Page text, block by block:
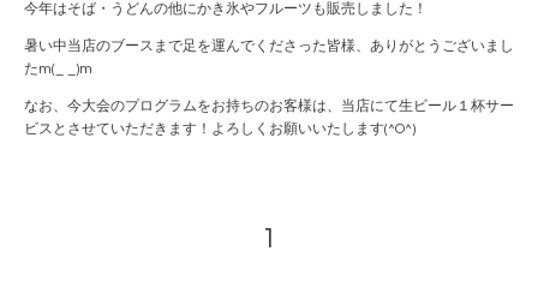
今年はそば・うどんの他にかき氷やフルーツも販売しました！
暑い中当店のブースまで足を運んでくださった皆様、ありがとうございまし
たm(_ _)m
なお、今大会のプログラムをお持ちのお客様は、当店にて生ビール１杯サー
ビスとさせていただきます！よろしくお願いいたします(^O^)
1